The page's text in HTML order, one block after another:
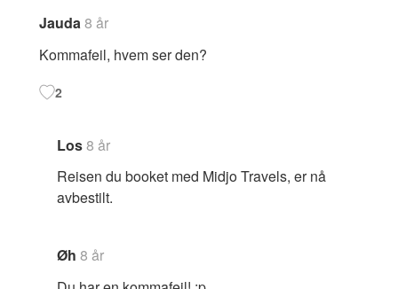
Jauda8 år
Kommafeil, hvem ser den?
2
Los8 år
Reisen du booket med Midjo Travels, er nå
avbestilt.
Øh 8 år